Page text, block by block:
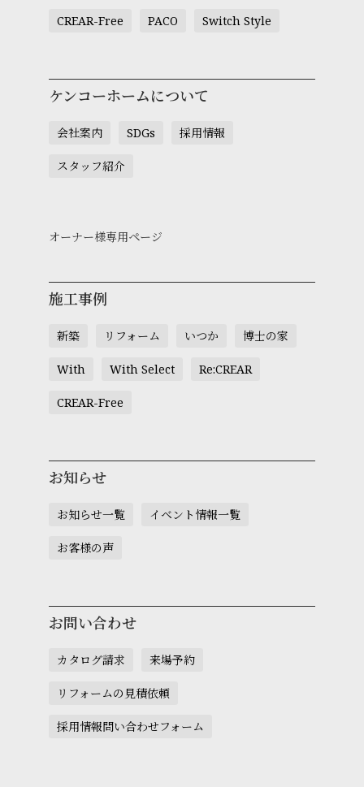
CREAR-Free PACO Switch Style
ケンコーホームについて
会社案内 SDGs 採用情報
スタッフ紹介
オーナー様専用ページ
施工事例
新築 リフォーム いつか 博士の家
With With Select Re:CREAR
CREAR-Free
お知らせ
お知らせ一覧 イベント情報一覧
お客様の声
お問い合わせ
カタログ請求 来場予約
リフォームの見積依頼
採用情報問い合わせフォーム